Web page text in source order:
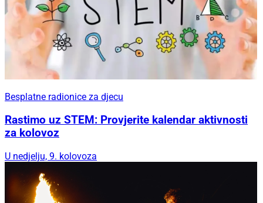
Besplatne radionice za djecu
Rastimo uz STEM: Provjerite kalendar aktivnosti
za kolovoz
U nedjelju, 9. kolovoza